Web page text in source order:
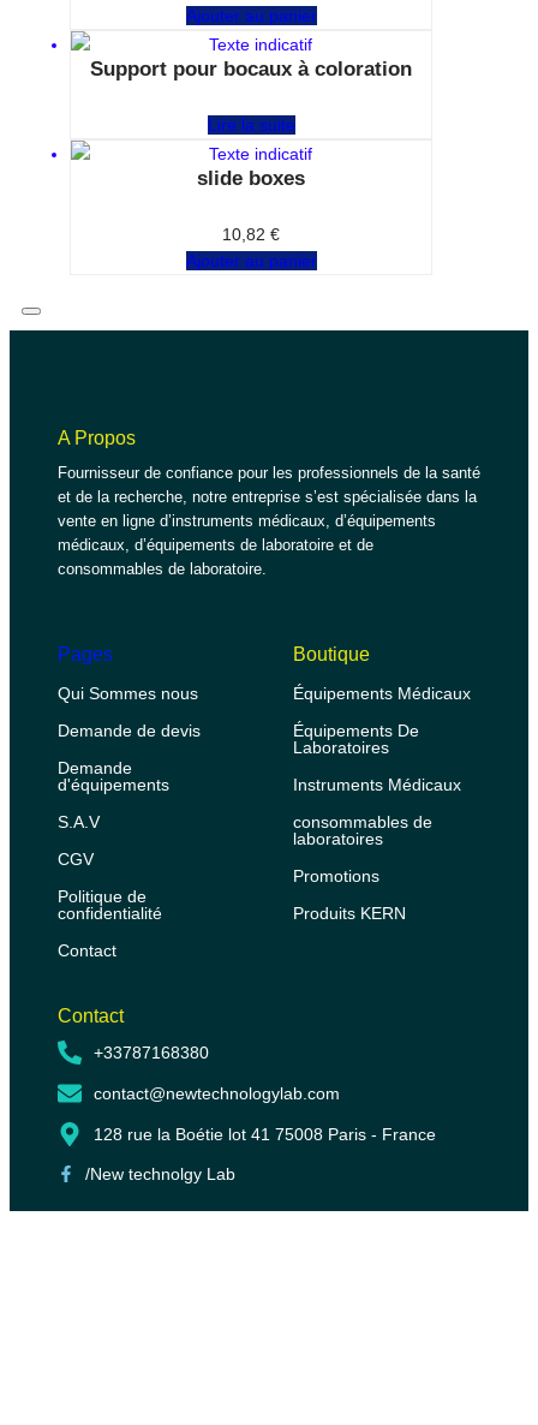
Ajouter au panier
Support pour bocaux à coloration
Lire la suite
slide boxes
10,82 €
Ajouter au panier
A Propos
Fournisseur de confiance pour les professionnels de la santé
et de la recherche, notre entreprise s’est spécialisée dans la
vente en ligne d’instruments médicaux, d’équipements
médicaux, d’équipements de laboratoire et de
consommables de laboratoire.
Pages
Qui Sommes nous
Demande de devis
Demande
d'équipements
S.A.V
CGV
Politique de
confidentialité
Contact
Boutique
Équipements Médicaux
Équipements De
Laboratoires
Instruments Médicaux
consommables de
laboratoires
Promotions
Produits KERN
Contact
+33787168380
contact@newtechnologylab.com
128 rue la Boétie lot 41 75008 Paris - France
/New technolgy Lab